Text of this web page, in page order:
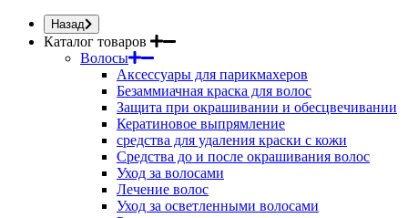
Назад
Каталог товаров
Волосы
Аксессуары для парикмахеров
Безаммиачная краска для волос
Защита при окрашивании и обесцвечивании
Кератиновое выпрямление
средства для удаления краски с кожи
Средства до и после окрашивания волос
Уход за волосами
Лечение волос
Уход за осветленными волосами